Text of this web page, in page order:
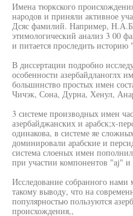
Имена тюркского
народов и приняли активное
Дсяс фамилий. Например,
этимологический анализ 3 00
и питается проследить историю
В диссертации подробно
особенности азербайдланоглх
большинство простых имен
Чичэк, Сона, Дурна, Хенул,
3 системе производных имен
азербайджанских и арабск;х-
одинакова, в системе яе
доминировали арабские и
система слоеных имен
при участии компонентов "aj"
Исследование собранного нами
такому выводу, что на
популярностью пользуются
происхождения,,